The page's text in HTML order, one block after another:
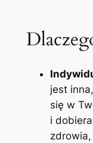
jest
się w
i